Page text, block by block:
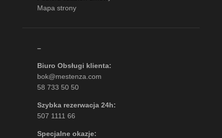
Mapa strony
–
Biuro Obsługi klienta:
bok@mestenza.com
58 733 50 50
Szybka rezerwacja 24h:
507 1111 66
Specjalne okazje: